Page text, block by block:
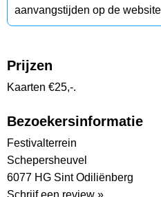
aanvangstijden op de
Prijzen
Kaarten €25,-.
Bezoekersinformatie
Festivalterrein
Schepersheuvel
6077 HG Sint Odiliënberg